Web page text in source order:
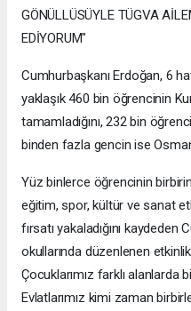
GÖNÜLLÜSÜYLE TÜGVA
EDİYORUM"
Cumhurbaşkanı Erdoğan, 6
yaklaşık 460 bin öğrencinin
tamamladığını, 232 bin
binden fazla gencin ise
Yüz binlerce öğrencinin
eğitim, spor, kültür ve sanat
fırsatı yakaladığını
okullarında düzenlenen
Çocuklarımız farklı alanlarda
Evlatlarımız kimi zaman